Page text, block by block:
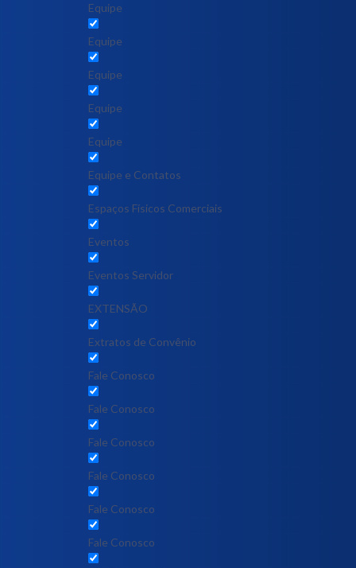
Equipe
Equipe
Equipe
Equipe
Equipe
Equipe e Contatos
Espaços Físicos Comerciais
Eventos
Eventos Servidor
EXTENSÃO
Extratos de Convênio
Fale Conosco
Fale Conosco
Fale Conosco
Fale Conosco
Fale Conosco
Fale Conosco